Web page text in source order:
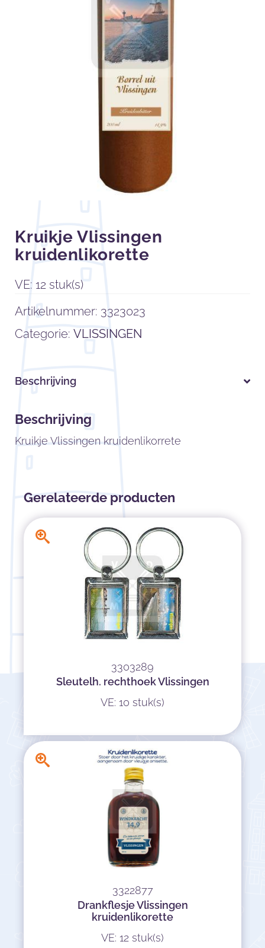
Kruikje Vlissingen
kruidenlikorette
VE: 12 stuk(s)
Artikelnummer: 3323023
Categorie:VLISSINGEN
Beschrijving
Beschrijving
Kruikje Vlissingen kruidenlikorrete
Gerelateerde producten
3303289
Sleutelh. rechthoek Vlissingen
VE: 10 stuk(s)
3322877
Drankflesje Vlissingen
kruidenlikorette
VE: 12 stuk(s)